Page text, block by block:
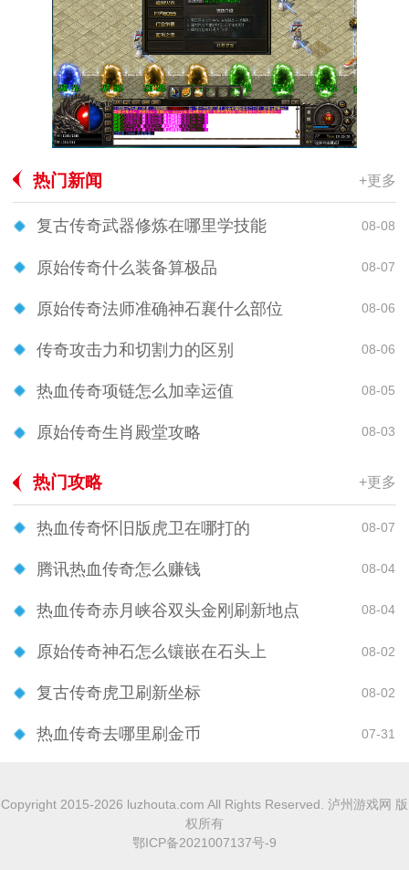
热门新闻 +更多
复古传奇武器修炼在哪里学技能 08-08
原始传奇什么装备算极品 08-07
原始传奇法师准确神石襄什么部位 08-06
传奇攻击力和切割力的区别 08-06
热血传奇项链怎么加幸运值 08-05
原始传奇生肖殿堂攻略 08-03
热门攻略 +更多
热血传奇怀旧版虎卫在哪打的 08-07
腾讯热血传奇怎么赚钱 08-04
热血传奇赤月峡谷双头金刚刷新地点 08-04
原始传奇神石怎么镶嵌在石头上 08-02
复古传奇虎卫刷新坐标 08-02
热血传奇去哪里刷金币 07-31
Copyright 2015-2026 luzhouta.com All Rights Reserved. 泸州游戏网 版
权所有
鄂ICP备2021007137号-9